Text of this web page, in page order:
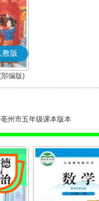
教版
编版)
州市五年级课本版本